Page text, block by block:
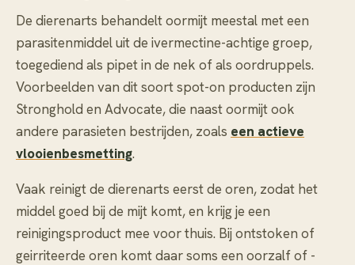
De dierenarts behandelt oormijt meestal met een
parasitenmiddel uit de ivermectine-achtige groep,
toegediend als pipet in de nek of als oordruppels.
Voorbeelden van dit soort spot-on producten zijn
Stronghold en Advocate, die naast oormijt ook
andere parasieten bestrijden, zoals een actieve
vlooienbesmetting.
Vaak reinigt de dierenarts eerst de oren, zodat het
middel goed bij de mijt komt, en krijg je een
reinigingsproduct mee voor thuis. Bij ontstoken of
geirriteerde oren komt daar soms een oorzalf of -